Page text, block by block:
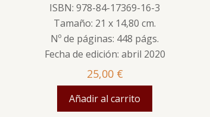
ISBN: 978-84-17369-16-3
Tamaño: 21 x 14,80 cm.
Nº de páginas: 448 págs.
Fecha de edición: abril 2020
25,00 €
Añadir al carrito